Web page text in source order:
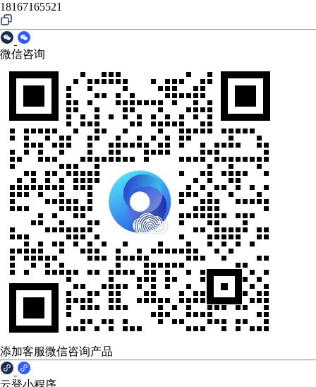
18167165521
微信咨询
添加客服微信咨询产品
云登小程序